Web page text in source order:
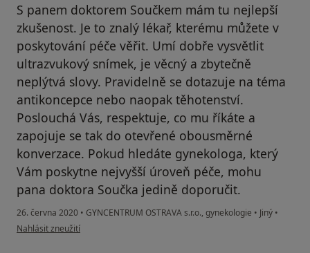
S panem doktorem Součkem mám tu nejlepší
zkušenost. Je to znalý lékař, kterému můžete v
poskytování péče věřit. Umí dobře vysvětlit
ultrazvukový snímek, je věcný a zbytečně
neplýtvá slovy. Pravidelně se dotazuje na téma
antikoncepce nebo naopak těhotenství.
Poslouchá Vás, respektuje, co mu říkáte a
zapojuje se tak do otevřené obousměrné
konverzace. Pokud hledáte gynekologa, který
Vám poskytne nejvyšší úroveň péče, mohu
pana doktora Součka jedině doporučit.
26. června 2020 • GYNCENTRUM OSTRAVA s.r.o., gynekologie • Jiný •
podle názoru uživatele PS
Nahlásit zneužití